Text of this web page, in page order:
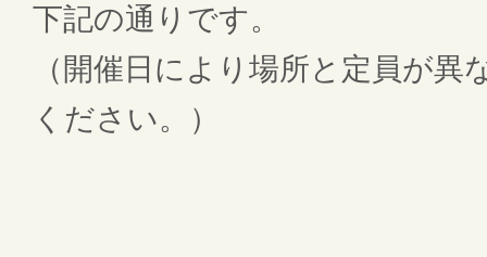
下記の通りです。
（開催日により場所と定員が異
ください。）